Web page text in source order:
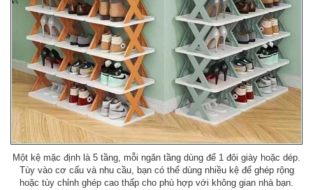
Một kệ mặc định là 5 tầng, mỗi ngăn tầng dùng để 1 đôi giày hoặc dép.
Tùy vào cơ cấu và nhu cầu, bạn có thể dùng nhiều kệ để ghép rộng
hoặc tùy chỉnh ghép cao thấp cho phù hợp với không gian nhà bạn.